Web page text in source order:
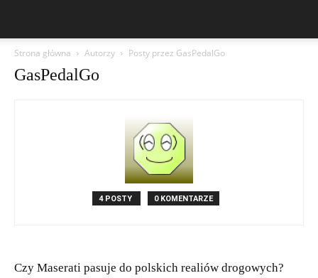
Strona główna Autorzy Posty przez GasPedalGo
GasPedalGo
4 POSTY 0 KOMENTARZE
Czy Maserati pasuje do polskich realiów drogowych?